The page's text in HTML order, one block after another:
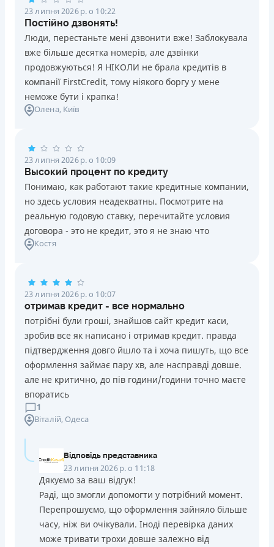
23 липня 2026 р. о 10:22
Постійно дзвонять!
Люди, перестаньте мені дзвонити вже! Заблокувала
вже більше десятка номерів, але дзвінки
продовжуються! Я НІКОЛИ не брала кредитів в
компанії FirstCredit, тому ніякого боргу у мене
неможе бути і крапка!
Олена, Київ
23 липня 2026 р. о 10:09
Высокий процент по кредиту
Понимаю, как работают такие кредитные компании,
но здесь условия неадекватны. Посмотрите на
реальную годовую ставку, перечитайте условия
договора - это не кредит, это я не знаю что
Костя
23 липня 2026 р. о 10:07
отримав кредит - все нормально
потрібні були гроші, знайшов сайт кредит каси,
зробив все як написано і отримав кредит. правда
підтвердження довго йшло та і хоча пишуть, що все
оформлення займає пару хв, але насправді довше.
але не критично, до пів години/години точно маєте
впоратись
1
Віталій, Одеса
Відповідь представника
23 липня 2026 р. о 11:18
Дякуємо за ваш відгук!
Раді, що змогли допомогти у потрібний момент.
Перепрошуємо, що оформлення зайняло більше
часу, ніж ви очікували. Іноді перевірка даних
може тривати трохи довше залежно від